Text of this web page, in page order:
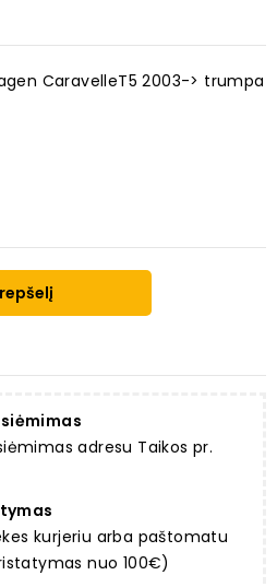
CaravelleT5 2003-> trumpa
adresu Taikos pr.
kurjeriu arba paštomatu
nuo 100€)